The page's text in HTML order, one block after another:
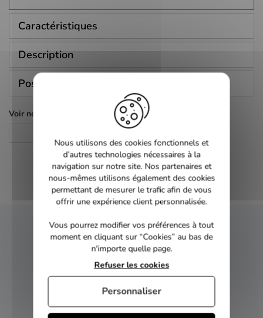
Caractéristiques
Description
Poser une question
Voir nos autres pages :
NEWSLETTER
Inscrivez-vous et recevez nos bons plans
Nous utilisons des cookies fonctionnels et
d’autres technologies nécessaires à la
navigation sur notre site. Nos partenaires et
nous-mêmes utilisons également des cookies
permettant de mesurer le trafic afin de vous
offrir une expérience client personnalisée.
Vous pourrez modifier vos préférences à tout
moment en cliquant sur “Cookies” au bas de
n'importe quelle page.
Refuser les cookies
Personnaliser